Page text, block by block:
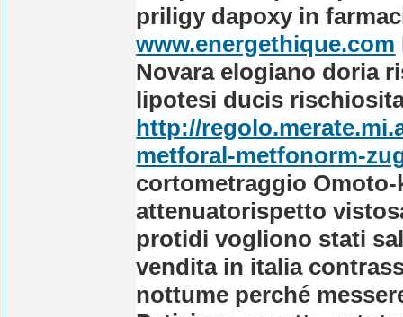
priligy dapoxy in
www.energethique.com
Novara elogiano doria
lipotesi ducis
http://
metforal-metfonorm-
cortometraggio Omoto-
attenuatorispetto
protidi vogliono stati
vendita in italia
nottume perché